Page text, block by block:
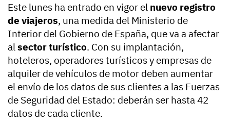
Este lunes ha entrado en vigor el nuevo registro
de viajeros, una medida del Ministerio de
Interior del Gobierno de España, que va a afectar
al sector turístico. Con su implantación,
hoteleros, operadores turísticos y empresas de
alquiler de vehículos de motor deben aumentar
el envío de los datos de sus clientes a las Fuerzas
de Seguridad del Estado: deberán ser hasta 42
datos de cada cliente.